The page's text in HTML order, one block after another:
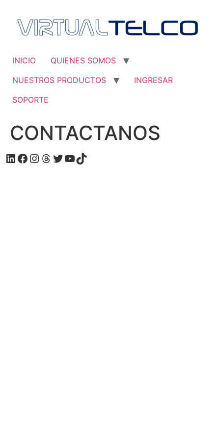
contenido
INICIO
QUIENES SOMOS
NUESTROS PRODUCTOS
INGRESAR
SOPORTE
CONTACTANOS
LinkedIn
Facebook
Instagram
Hilos
Twitter
YouTube
TikTok